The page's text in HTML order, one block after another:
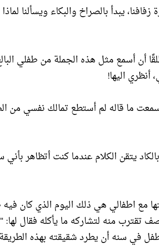
يبدأ بالصراخ والبكاء ويسألنا
اليها!
سمعت ما قاله لم أستطع تمالك نفسي
يتقن الكلام عندما كنت أتظاهر بأني
مع اطفالي هي ذلك اليوم الذي كان
تقترب منه لتشاركه ما يأكله فقال
في سنه أن يطرد شقيقته بهذه